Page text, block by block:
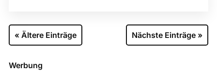
« Ältere Einträge Nächste Einträge »
Werbung